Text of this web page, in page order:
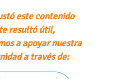
este contenido
resultó útil,
a apoyar nuestra
a través de: